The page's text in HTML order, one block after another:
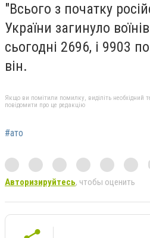
"Всього з початку
України загинуло
сьогодні 2696, і 9903
він.
Якщо ви помітили помилку, виділіть необхідний
повідомити про це редакцію
#ато
Авторизируйтесь, чтобы оценить